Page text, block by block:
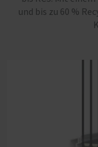
und bis zu 60 %